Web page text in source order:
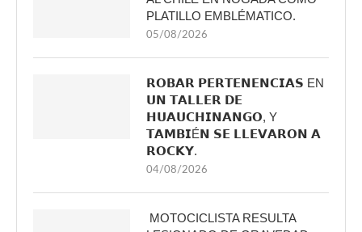
PLATILLO EMBLÉMATICO.
05/08/2026
𝗥𝗢𝗕𝗔𝗥 𝗣𝗘𝗥𝗧𝗘𝗡𝗘𝗡𝗖𝗜𝗔𝗦 EN
𝗨𝗡 𝗧𝗔𝗟𝗟𝗘𝗥 𝗗𝗘
𝗛𝗨𝗔𝗨𝗖𝗛𝗜𝗡𝗔𝗡𝗚𝗢, Y
𝗧𝗔𝗠𝗕𝗜É𝗡 𝗦𝗘 𝗟𝗟𝗘𝗩𝗔𝗥𝗢𝗡 𝗔
𝗥𝗢𝗖𝗞𝗬.
04/08/2026
MOTOCICLISTA RESULTA